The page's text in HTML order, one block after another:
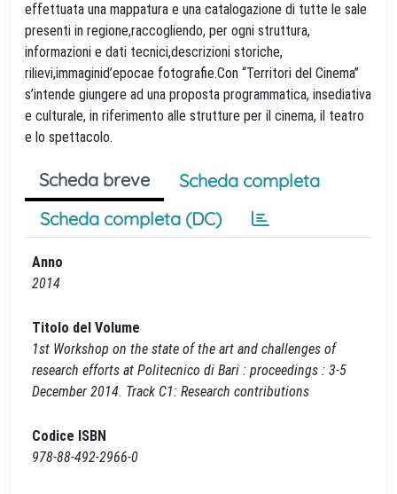
effettuata una mappatura e una catalogazione di tutte le sale
presenti in regione,raccogliendo, per ogni struttura,
informazioni e dati tecnici,descrizioni storiche,
rilievi,immaginid’epocae fotografie.Con “Territori del Cinema”
s’intende giungere ad una proposta programmatica, insediativa
e culturale, in riferimento alle strutture per il cinema, il teatro
e lo spettacolo.
Scheda breve
Scheda completa
Scheda completa (DC)
Anno
2014
Titolo del Volume
1st Workshop on the state of the art and challenges of
research efforts at Politecnico di Bari : proceedings : 3-5
December 2014. Track C1: Research contributions
Codice ISBN
978-88-492-2966-0